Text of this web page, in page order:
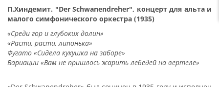
П.Хиндемит. "Der Schwanendreher", концерт для альта и
малого симфонического оркестра (1935)
«Среди гор и глубоких долин»
«Расти, расти, липонька»
Фугато «Сидела кукушка на заборе»
Вариации «Вам не пришлось жарить лебедей на вертеле»